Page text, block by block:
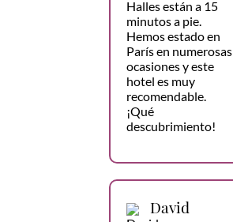
Halles están a 15
minutos a pie.
Hemos estado en
París en numerosas
ocasiones y este
hotel es muy
recomendable.
¡Qué
descubrimiento!
David